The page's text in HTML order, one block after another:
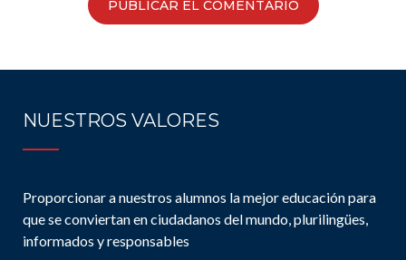
NUESTROS VALORES
Proporcionar a nuestros alumnos la mejor educación para
que se conviertan en ciudadanos del mundo, plurilingües,
informados y responsables